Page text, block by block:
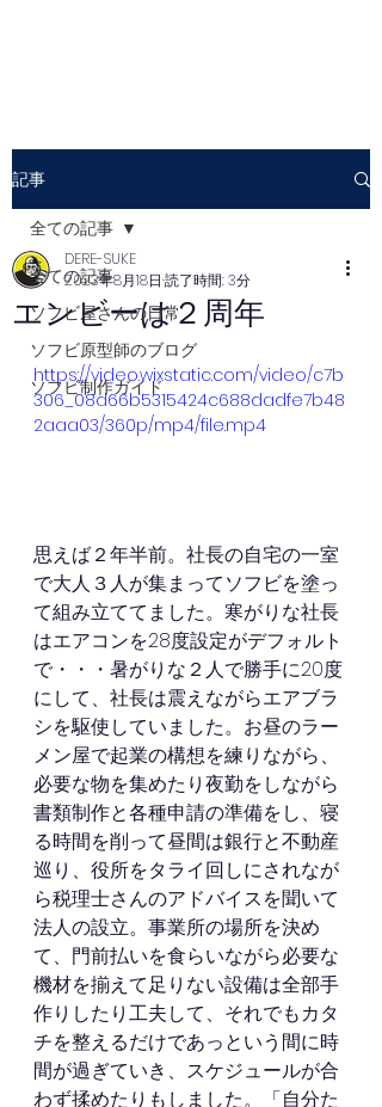
記事
全ての記事
ソフビ屋さんの日常
ソフビ原型師のブログ
ソフビ制作ガイド
全ての記事
エンビーは２周年
DERE-SUKE
2023年8月18日 読了時間: 3分
https://video.wixstatic.com/video/c7b
306_08d66b5315424c688dadfe7b48
2aaa03/360p/mp4/file.mp4
思えば２年半前。社長の自宅の一室
で大人３人が集まってソフビを塗っ
て組み立ててました。寒がりな社長
はエアコンを28度設定がデフォルト
で・・・暑がりな２人で勝手に20度
にして、社長は震えながらエアブラ
シを駆使していました。お昼のラー
メン屋で起業の構想を練りながら、
必要な物を集めたり夜勤をしながら
書類制作と各種申請の準備をし、寝
る時間を削って昼間は銀行と不動産
巡り、役所をタライ回しにされなが
ら税理士さんのアドバイスを聞いて
法人の設立。事業所の場所を決め
て、門前払いを食らいながら必要な
機材を揃えて足りない設備は全部手
作りしたり工夫して、それでもカタ
チを整えるだけであっという間に時
間が過ぎていき、スケジュールが合
わず揉めたりもしました。「自分た